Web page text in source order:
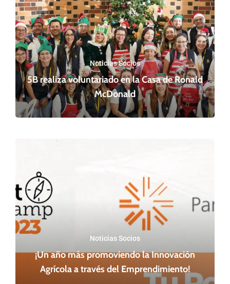
Noticias Socios
5B realiza voluntariado en la Casa de Ronald
McDonald
Noticias Socios
¡Un año más promoviendo la Innovación
Agrícola a través del Emprendimiento!